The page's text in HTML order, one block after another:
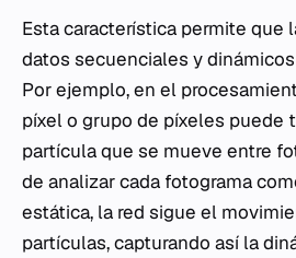
Esta característica permite que
datos secuenciales y
Por ejemplo, en el
píxel o grupo de píxeles puede
partícula que se mueve entre
de analizar cada fotograma
estática, la red sigue el
partículas, capturando así la